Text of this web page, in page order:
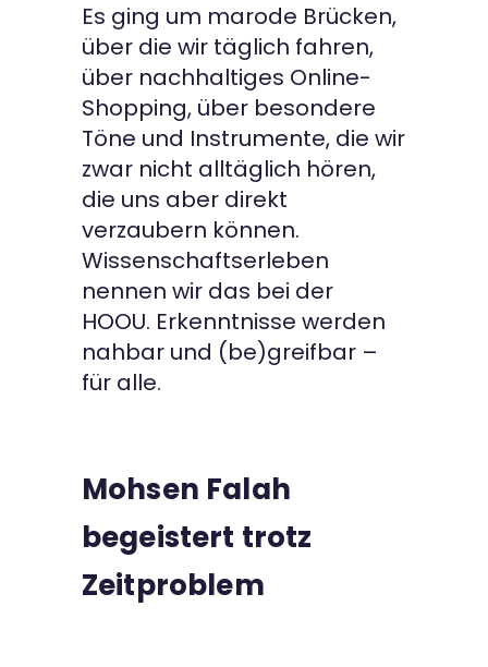
Es ging um marode Brücken,
über die wir täglich fahren,
über nachhaltiges Online-
Shopping, über besondere
Töne und Instrumente, die wir
zwar nicht alltäglich hören,
die uns aber direkt
verzaubern können.
Wissenschaftserleben
nennen wir das bei der
HOOU. Erkenntnisse werden
nahbar und (be)greifbar –
für alle.
Mohsen Falah
begeistert trotz
Zeitproblem